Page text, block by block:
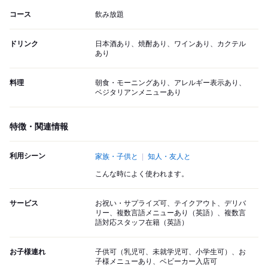
コース 飲み放題
ドリンク
日本酒あり、焼酎あり、ワインあり、カクテル
あり
料理
朝食・モーニングあり、アレルギー表示あり、
ベジタリアンメニューあり
特徴・関連情報
利用シーン 家族・子供と 知人・友人と
こんな時によく使われます。
サービス
お祝い・サプライズ可、テイクアウト、デリバ
リー、複数言語メニューあり（英語）、複数言
語対応スタッフ在籍（英語）
お子様連れ
子供可（乳児可、未就学児可、小学生可）、お
子様メニューあり、ベビーカー入店可